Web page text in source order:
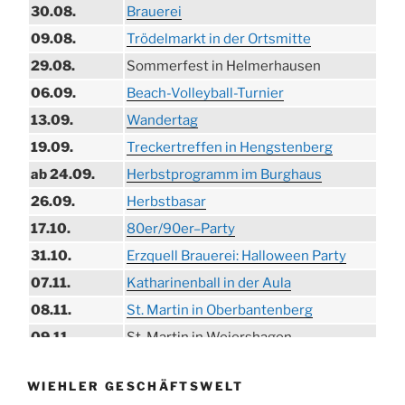
30.08.
Brauerei
09.08.
Trödelmarkt in der Ortsmitte
29.08.
Sommerfest in Helmerhausen
06.09.
Beach-Volleyball-Turnier
13.09.
Wandertag
19.09.
Treckertreffen in Hengstenberg
ab 24.09.
Herbstprogramm im Burghaus
26.09.
Herbstbasar
17.10.
80er/90er–Party
31.10.
Erzquell Brauerei: Halloween Party
07.11.
Katharinenball in der Aula
08.11.
St. Martin in Oberbantenberg
09.11.
St. Martin in Weiershagen
11.11.
„DÜX“ im Burghaus
WIEHLER GESCHÄFTSWELT